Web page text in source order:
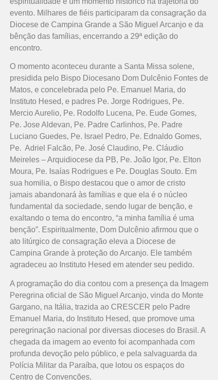
evento. Milhares de fiéis participaram da consagração da
Diocese de Campina Grande a São Miguel Arcanjo e da
bênção das famílias, encerrando a 29ª edição do
encontro.
O momento aconteceu durante a Santa Missa solene,
presidida pelo Bispo Diocesano Dom Dulcênio Fontes de
Matos, e concelebrada pelo Pe. Emanuel Maria, do
Instituto Hesed, e padres Pe. Jorge Rodrigues, Pe.
Mercio Aurelio, Pe. Rodolfo Lucena, Pe. Eude Gomes,
Pe. Jose Aldevan, Pe. Padre Carlinhos, Pe. Padre
Luciano Guedes, Pe. Israel Pedro, Pe. Ednaldo Gomes,
Pe. Adriel Falcão, Pe. José Claudino, Pe. Cláudio
Meireles – Arquidiocese da PB, Pe. João Igor, Pe. Elton
Moura, Pe. Isaías Rodrigues e Pe. Douglas Souto. Em
sua homilia, o Bispo destacou que o amor de cristo
jamais abandonará às famílias e que ela é o núcleo
fundamental da sociedade, sendo lugar de benção, e
exaltando o tema do encontro, “a minha família é uma
benção”. Espiritualmente, Dom Dulcênio afirmou que o
ato litúrgico de consagração eleva a Diocese de
Campina Grande à proteção do Arcanjo. Ele também
agradeceu ao Instituto Hesed em atender seu pedido.
A programação do dia contou com a presença da Imagem
Peregrina oficial de São Miguel Arcanjo, vinda do Monte
Gargano, na Itália, trazida ao CRESCER pelo Padre
Emanuel Maria, do Instituto Hesed, que promove uma
peregrinação nacional por diversas dioceses do Brasil. A
chegada da imagem ao evento foi acompanhada com
profunda devoção pelo público, e pela salvaguarda da
Polícia Militar da Paraíba, que lotou os espaços do
Centro de Convenções.